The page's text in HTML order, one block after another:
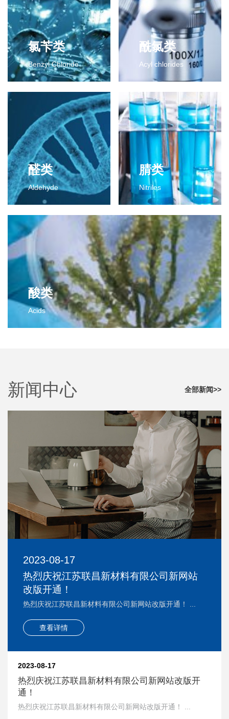
氯苄类
Benzyl Chloride
氯苄类
2-氯-4-氟二氯甲苯
2-氯-4-氟三氯甲苯
更多>>
酰氯类
Acyl chlorides
酰氯类
2-氯-4-氟苯甲酰氯
2,6-二氯苯甲酰氯
2,3-二氯苯甲酰氯
间氯苯甲酰氯
间氟苯甲酰氯
2-氯代异丁酰氯
对甲基苯甲酰氯
更多>>
醛类
Aldehyde
醛类
2,6-二氯苯甲醛
2,3-二氯苯甲醛
邻氟苯甲醛
间氟苯甲醛
间氯苯甲醛
更多>>
腈类
Nitriles
腈类
2,4-二氯苯腈
对氟苯甲腈
邻氟苯甲腈
间氟苯甲腈
间氯苯甲腈
对氯苯甲腈
对氟苯乙腈
邻氟苯乙腈
间氟苯乙腈
酸类
Acids
更多>>
新闻中心 全部新闻>>
2023-08-17
热烈庆祝江苏联昌新材料有限公司新网站
改版开通！
热烈庆祝江苏联昌新材料有限公司新网站改版开通！ ...
查看详情
2023-08-17
热烈庆祝江苏联昌新材料有限公司新网站改版开
通！
热烈庆祝江苏联昌新材料有限公司新网站改版开通！ ...